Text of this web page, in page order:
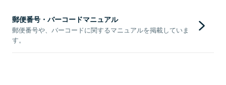
郵便番号・バーコードマニュアル
郵便番号や、バーコードに関するマニュアルを掲載していま
す。